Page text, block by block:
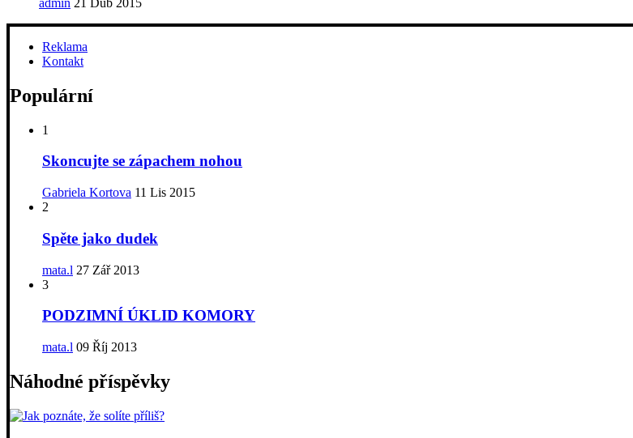
Reklama
Kontakt
Populární
1
Skoncujte se zápachem nohou
Gabriela Kortova 11 Lis 2015
2
Spěte jako dudek
mata.l 27 Zář 2013
3
PODZIMNÍ ÚKLID KOMORY
mata.l 09 Říj 2013
Náhodné příspěvky